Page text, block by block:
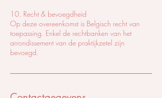
10. Recht & bevoegdheid
Op deze overeenkomst is Belgisch recht van
toepassing. Enkel de rechtbanken van het
arrondissement van de praktijkzetel zijn
bevoegd.